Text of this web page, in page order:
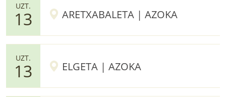
UZT.
13 ARETXABALETA | AZOKA
UZT.
13 ELGETA | AZOKA